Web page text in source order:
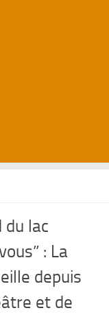
du lac
: La
depuis
et de